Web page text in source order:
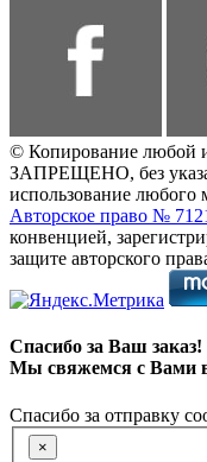
© Копирование любой
ЗАПРЕЩЕНО, без
использование любого
Авторское право №
конвенцией,
защите авторского
Спасибо за Ваш заказ!
Мы свяжемся с Вами
Спасибо за отправку
×